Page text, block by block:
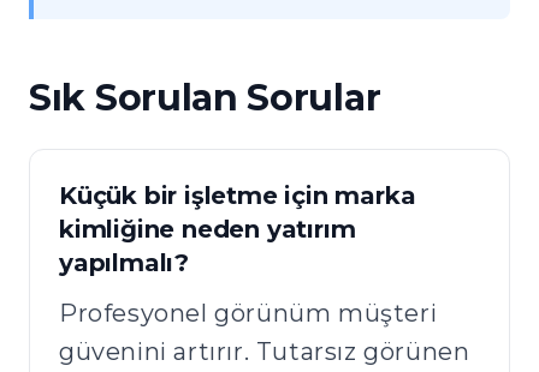
Sık Sorulan Sorular
Küçük bir işletme için marka
kimliğine neden yatırım
yapılmalı?
Profesyonel görünüm müşteri
güvenini artırır. Tutarsız görünen